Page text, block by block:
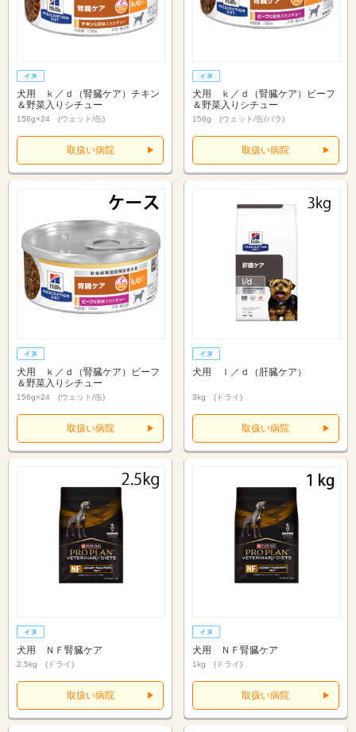
犬用 ｋ／ｄ（腎臓ケア）チキン
＆野菜入りシチュー
156g×24 (ウェット/缶)
取扱い病院
犬用 ｋ／ｄ（腎臓ケア）ビーフ
＆野菜入りシチュー
156g (ウェット/缶/バラ)
取扱い病院
犬用 ｋ／ｄ（腎臓ケア）ビーフ
＆野菜入りシチュー
156g×24 (ウェット/缶)
取扱い病院
犬用 ｌ／ｄ（肝臓ケア）
3kg (ドライ)
取扱い病院
犬用 ＮＦ腎臓ケア
2.5kg (ドライ)
取扱い病院
犬用 ＮＦ腎臓ケア
1kg (ドライ)
取扱い病院